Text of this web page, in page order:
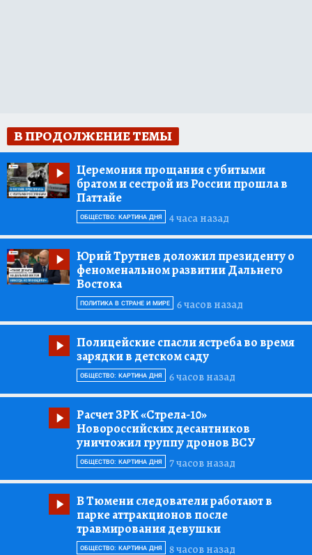
В ПРОДОЛЖЕНИЕ ТЕМЫ
Церемония прощания с убитыми
братом и сестрой из России прошла в
Паттайе
4 часа назад
ОБЩЕСТВО: КАРТИНА ДНЯ
Юрий Трутнев доложил президенту о
феноменальном развитии Дальнего
Востока
6 часов назад
ПОЛИТИКА В СТРАНЕ И МИРЕ
Полицейские спасли ястреба во время
зарядки в детском саду
6 часов назад
ОБЩЕСТВО: КАРТИНА ДНЯ
Расчет ЗРК «Стрела-10»
Новороссийских десантников
уничтожил группу дронов ВСУ
7 часов назад
ОБЩЕСТВО: КАРТИНА ДНЯ
В Тюмени следователи работают в
парке аттракционов после
травмирования девушки
8 часов назад
ОБЩЕСТВО: КАРТИНА ДНЯ